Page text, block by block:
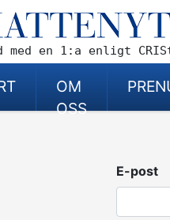
med en 1:a enligt
OM
OSS
E-post